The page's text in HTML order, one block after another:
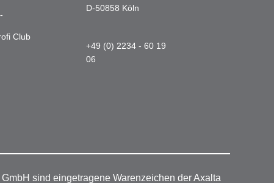
Club
D-50858 Köln
+49 (0) 2234 - 60 19
06
sind eingetragene Warenzeichen der Axalta